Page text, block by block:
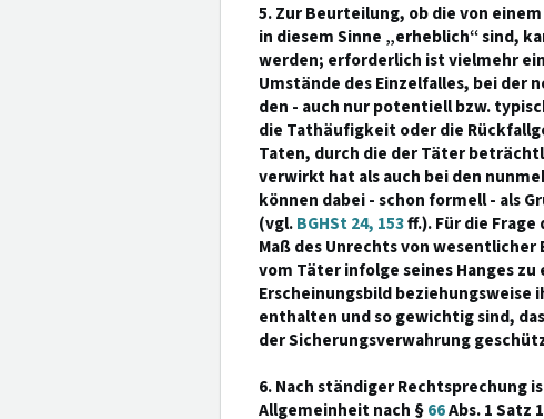
5. Zur Beurteilung, ob die von
in diesem Sinne „erheblich“ sind,
werden; erforderlich ist vielmehr
Umstände des Einzelfalles, bei der
den - auch nur potentiell bzw.
die Tathäufigkeit oder die
Taten, durch die der Täter
verwirkt hat als auch bei den
können dabei - schon formell - als
(vgl.BGHSt 24, 153ff.). Für die
Maß des Unrechts von
vom Täter infolge seines Hanges
Erscheinungsbild beziehungsweise
enthalten und so gewichtig sind,
der Sicherungsverwahrung
6. Nach ständiger Rechtsprechung
Allgemeinheit nach §66Abs. 1 Satz